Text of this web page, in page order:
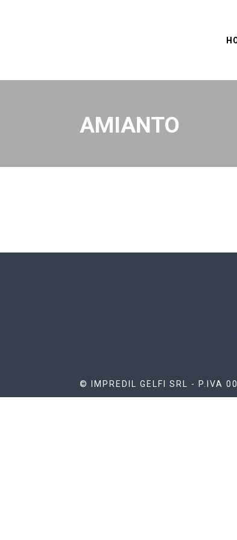
AMIANTO
© IMPREDIL GELFI SRL - P.IVA